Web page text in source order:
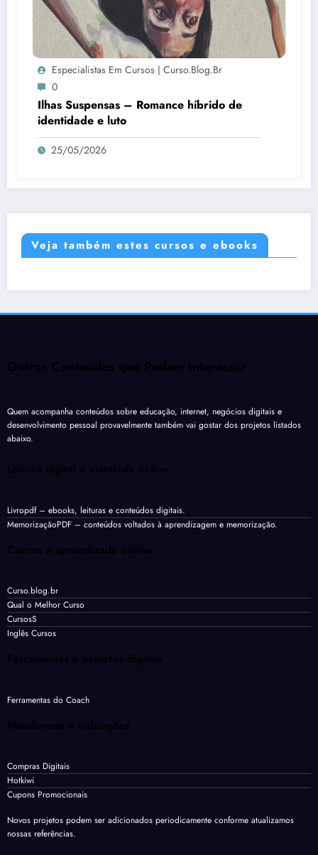
Especialistas Em Cursos | Curso.blog.br
0
Ilhas Suspensas – Romance híbrido de
identidade e luto
25/05/2026
Veja também estes cursos e ebooks
Outros Conteúdos que Podem Interessar
Quem acompanha conteúdos sobre educação, internet, negócios digitais e
desenvolvimento pessoal provavelmente também vai gostar dos projetos listados
abaixo.
Leitura digital e materiais online
Livropdf– ebooks, leituras e conteúdos digitais.
MemorizaçãoPDF – conteúdos voltados à aprendizagem e memorização.
Cursos e aprendizado online
Curso.blog.br
Qual o Melhor Curso
CursosS
Inglês Cursos
Ferramentas e projetos digitais
Ferramentas do Coach
Plataformas e indicações
Compras Digitais
Hotkiwi
Cupons Promocionais
Novos projetos podem ser adicionados periodicamente conforme atualizamos
nossas referências.